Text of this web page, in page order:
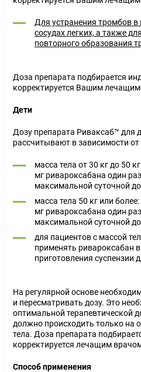
Для устранения тромбов в
сосудах легких, а также
повторного образования
Доза препарата подбирается
корректируется Вашим
Дети
Дозу препарата Риваксаб™ для
рассчитывают в зависимости
масса тела от 30 кг до 50
мг ривароксабана один
максимальной суточной
масса тела 50 кг или
мг ривароксабана один
максимальной суточной
для пациентов с массой
применять ривароксабан
приготовления суспензии
На регулярной основе
и пересматривать дозу. Это
оптимальной терапевтической
должно происходить только на
тела. Доза препарата
корректируется лечащим
Способ применения